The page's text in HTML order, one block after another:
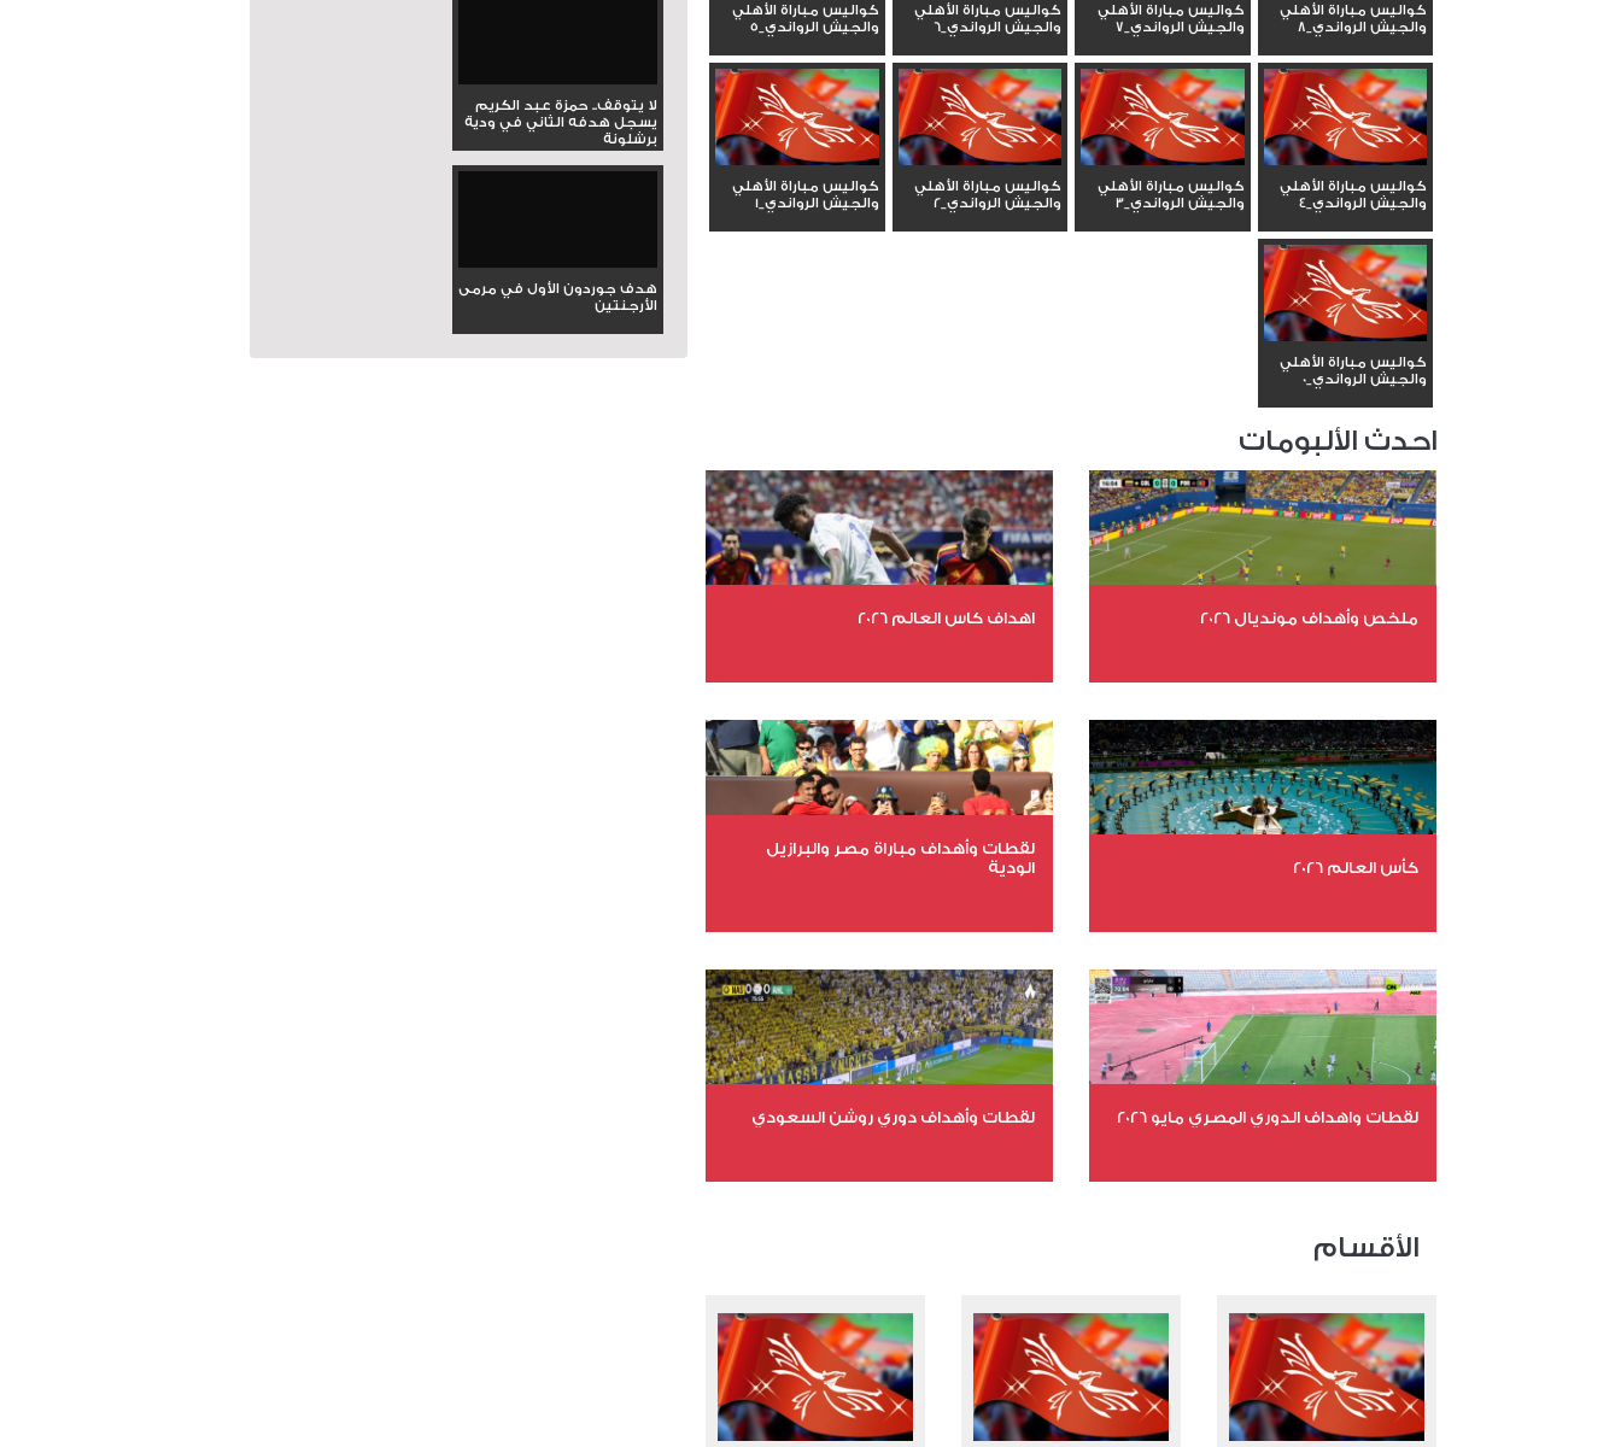
كواليس مباراة الأهلي
والجيش الرواندي_8
كواليس مباراة الأهلي
والجيش الرواندي_7
كواليس مباراة الأهلي
والجيش الرواندي_6
كواليس مباراة الأهلي
والجيش الرواندي_5
كواليس مباراة الأهلي
والجيش الرواندي_4
كواليس مباراة الأهلي
والجيش الرواندي_3
كواليس مباراة الأهلي
والجيش الرواندي_2
كواليس مباراة الأهلي
والجيش الرواندي_1
كواليس مباراة الأهلي
والجيش الرواندي_0
احدث الألبومات
ملخص وأهداف مونديال 2026
عدد المشاهدات 4736
اهداف كاس العالم 2026
عدد المشاهدات 1979
كأس العالم 2026
عدد المشاهدات 10667
لقطات وأهداف مباراة مصر والبرازيل
الودية
عدد المشاهدات 15640
لقطات واهداف الدوري المصري مايو 2026 لقطات وأهداف دوري روشن السعودي
الأقسام
لا يتوقف.. حمزة عبد الكريم
يسجل هدفه الثاني في ودية
برشلونة
هدف جوردون الأول في مرمى
الأرجنتين